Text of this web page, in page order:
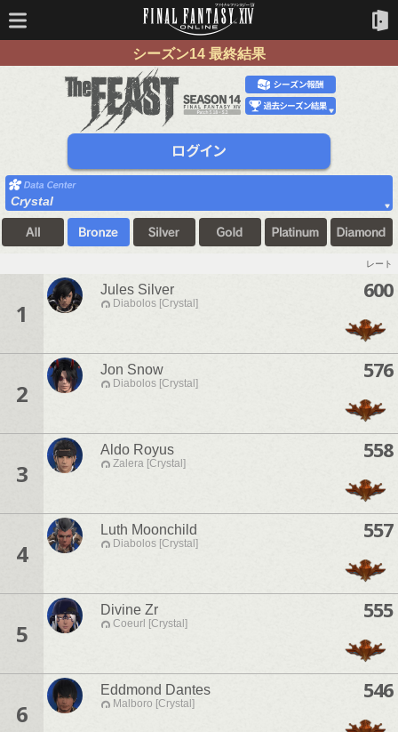
シーズン14 最終結果
Crystal
レート
1
Jules Silver
Diabolos [Crystal]
600
2
Jon Snow
Diabolos [Crystal]
576
3
Aldo Royus
Zalera [Crystal]
558
4
Luth Moonchild
Diabolos [Crystal]
557
5
Divine Zr
Coeurl [Crystal]
555
6
Eddmond Dantes
Malboro [Crystal]
546